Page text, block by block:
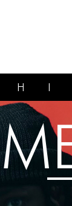
H I